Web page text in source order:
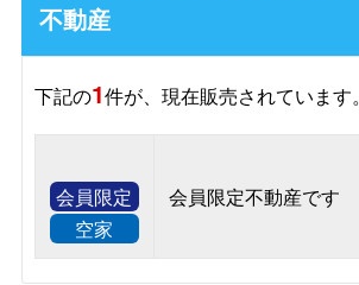
不動産
下記の1件が、現在販売されています。
会員限定
空家
会員限定不動産です